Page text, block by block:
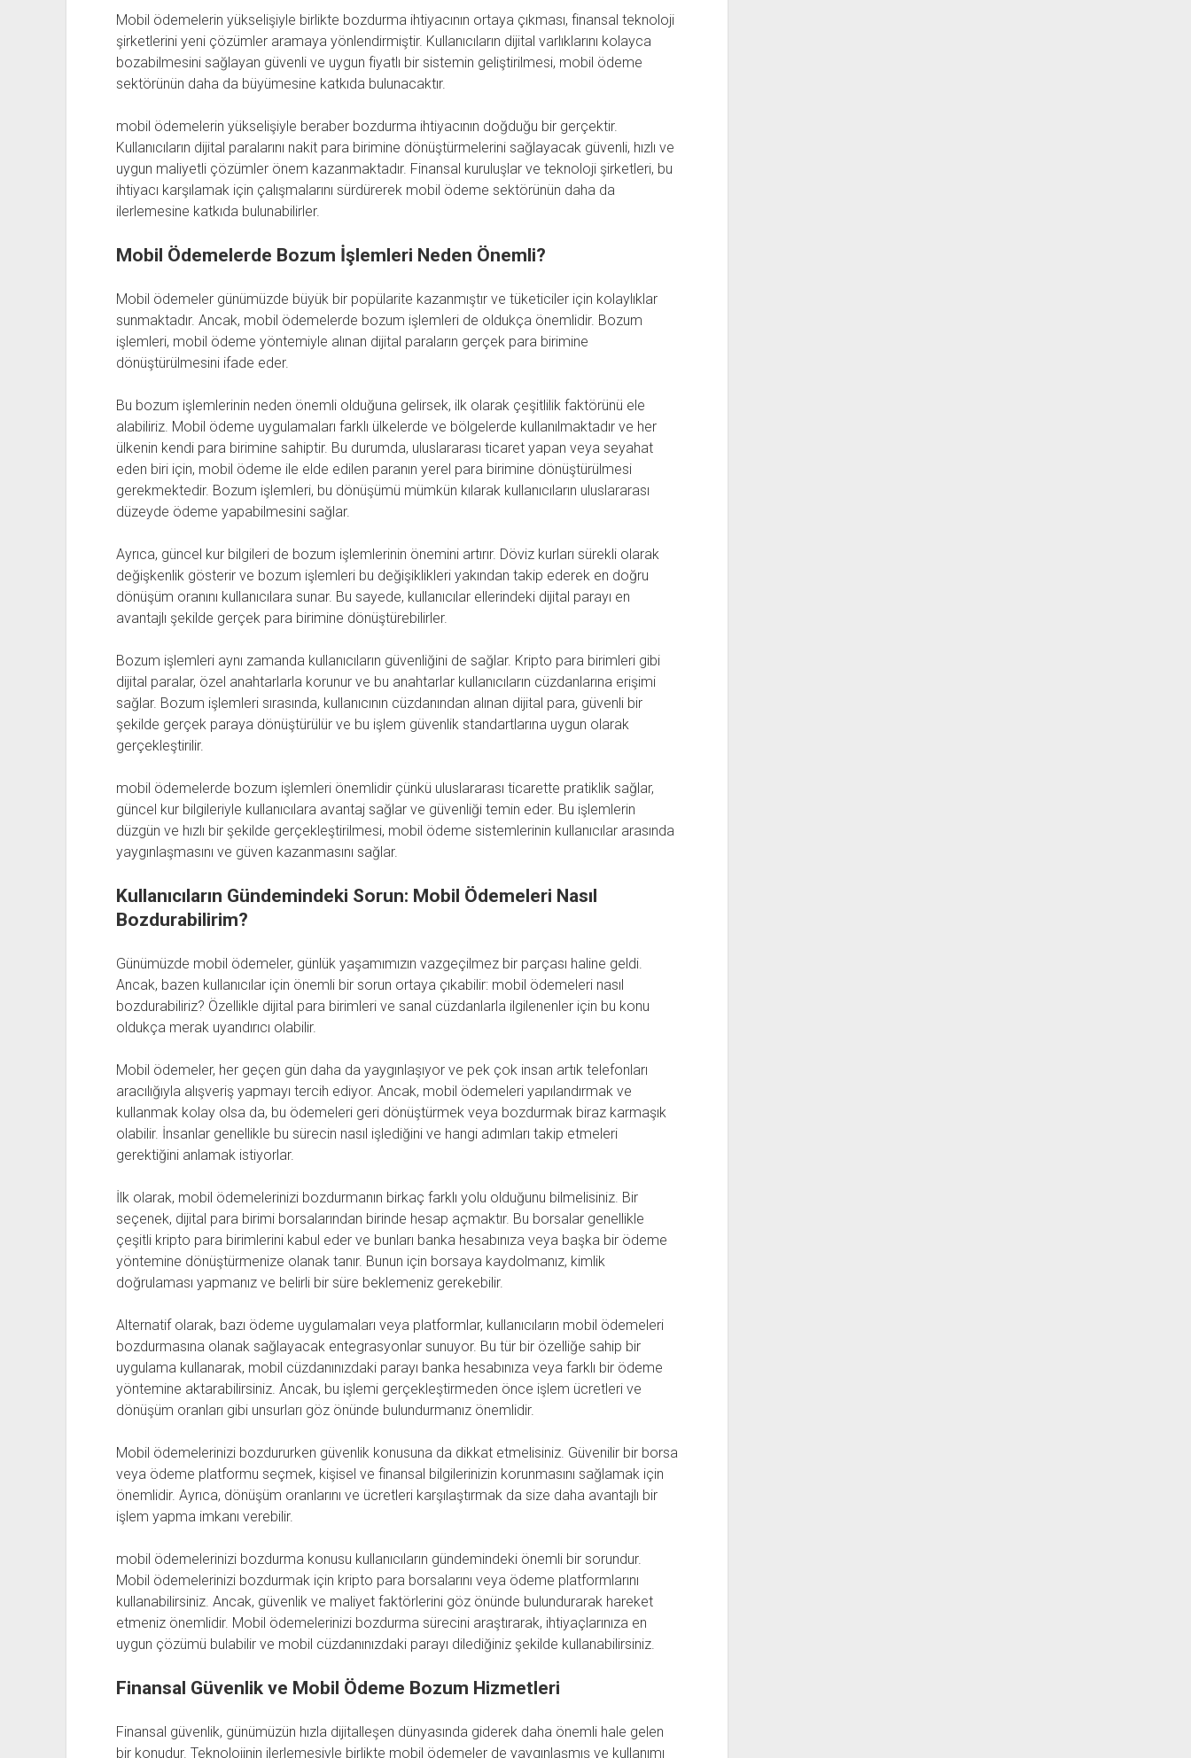
Mobil ödemelerin yükselişiyle birlikte bozdurma ihtiyacının ortaya çıkması, finansal teknoloji
şirketlerini yeni çözümler aramaya yönlendirmiştir. Kullanıcıların dijital varlıklarını kolayca
bozabilmesini sağlayan güvenli ve uygun fiyatlı bir sistemin geliştirilmesi, mobil ödeme
sektörünün daha da büyümesine katkıda bulunacaktır.
mobil ödemelerin yükselişiyle beraber bozdurma ihtiyacının doğduğu bir gerçektir.
Kullanıcıların dijital paralarını nakit para birimine dönüştürmelerini sağlayacak güvenli, hızlı ve
uygun maliyetli çözümler önem kazanmaktadır. Finansal kuruluşlar ve teknoloji şirketleri, bu
ihtiyacı karşılamak için çalışmalarını sürdürerek mobil ödeme sektörünün daha da
ilerlemesine katkıda bulunabilirler.
Mobil Ödemelerde Bozum İşlemleri Neden Önemli?
Mobil ödemeler günümüzde büyük bir popülarite kazanmıştır ve tüketiciler için kolaylıklar
sunmaktadır. Ancak, mobil ödemelerde bozum işlemleri de oldukça önemlidir. Bozum
işlemleri, mobil ödeme yöntemiyle alınan dijital paraların gerçek para birimine
dönüştürülmesini ifade eder.
Bu bozum işlemlerinin neden önemli olduğuna gelirsek, ilk olarak çeşitlilik faktörünü ele
alabiliriz. Mobil ödeme uygulamaları farklı ülkelerde ve bölgelerde kullanılmaktadır ve her
ülkenin kendi para birimine sahiptir. Bu durumda, uluslararası ticaret yapan veya seyahat
eden biri için, mobil ödeme ile elde edilen paranın yerel para birimine dönüştürülmesi
gerekmektedir. Bozum işlemleri, bu dönüşümü mümkün kılarak kullanıcıların uluslararası
düzeyde ödeme yapabilmesini sağlar.
Ayrıca, güncel kur bilgileri de bozum işlemlerinin önemini artırır. Döviz kurları sürekli olarak
değişkenlik gösterir ve bozum işlemleri bu değişiklikleri yakından takip ederek en doğru
dönüşüm oranını kullanıcılara sunar. Bu sayede, kullanıcılar ellerindeki dijital parayı en
avantajlı şekilde gerçek para birimine dönüştürebilirler.
Bozum işlemleri aynı zamanda kullanıcıların güvenliğini de sağlar. Kripto para birimleri gibi
dijital paralar, özel anahtarlarla korunur ve bu anahtarlar kullanıcıların cüzdanlarına erişimi
sağlar. Bozum işlemleri sırasında, kullanıcının cüzdanından alınan dijital para, güvenli bir
şekilde gerçek paraya dönüştürülür ve bu işlem güvenlik standartlarına uygun olarak
gerçekleştirilir.
mobil ödemelerde bozum işlemleri önemlidir çünkü uluslararası ticarette pratiklik sağlar,
güncel kur bilgileriyle kullanıcılara avantaj sağlar ve güvenliği temin eder. Bu işlemlerin
düzgün ve hızlı bir şekilde gerçekleştirilmesi, mobil ödeme sistemlerinin kullanıcılar arasında
yaygınlaşmasını ve güven kazanmasını sağlar.
Kullanıcıların Gündemindeki Sorun: Mobil Ödemeleri Nasıl
Bozdurabilirim?
Günümüzde mobil ödemeler, günlük yaşamımızın vazgeçilmez bir parçası haline geldi.
Ancak, bazen kullanıcılar için önemli bir sorun ortaya çıkabilir: mobil ödemeleri nasıl
bozdurabiliriz? Özellikle dijital para birimleri ve sanal cüzdanlarla ilgilenenler için bu konu
oldukça merak uyandırıcı olabilir.
Mobil ödemeler, her geçen gün daha da yaygınlaşıyor ve pek çok insan artık telefonları
aracılığıyla alışveriş yapmayı tercih ediyor. Ancak, mobil ödemeleri yapılandırmak ve
kullanmak kolay olsa da, bu ödemeleri geri dönüştürmek veya bozdurmak biraz karmaşık
olabilir. İnsanlar genellikle bu sürecin nasıl işlediğini ve hangi adımları takip etmeleri
gerektiğini anlamak istiyorlar.
İlk olarak, mobil ödemelerinizi bozdurmanın birkaç farklı yolu olduğunu bilmelisiniz. Bir
seçenek, dijital para birimi borsalarından birinde hesap açmaktır. Bu borsalar genellikle
çeşitli kripto para birimlerini kabul eder ve bunları banka hesabınıza veya başka bir ödeme
yöntemine dönüştürmenize olanak tanır. Bunun için borsaya kaydolmanız, kimlik
doğrulaması yapmanız ve belirli bir süre beklemeniz gerekebilir.
Alternatif olarak, bazı ödeme uygulamaları veya platformlar, kullanıcıların mobil ödemeleri
bozdurmasına olanak sağlayacak entegrasyonlar sunuyor. Bu tür bir özelliğe sahip bir
uygulama kullanarak, mobil cüzdanınızdaki parayı banka hesabınıza veya farklı bir ödeme
yöntemine aktarabilirsiniz. Ancak, bu işlemi gerçekleştirmeden önce işlem ücretleri ve
dönüşüm oranları gibi unsurları göz önünde bulundurmanız önemlidir.
Mobil ödemelerinizi bozdururken güvenlik konusuna da dikkat etmelisiniz. Güvenilir bir borsa
veya ödeme platformu seçmek, kişisel ve finansal bilgilerinizin korunmasını sağlamak için
önemlidir. Ayrıca, dönüşüm oranlarını ve ücretleri karşılaştırmak da size daha avantajlı bir
işlem yapma imkanı verebilir.
mobil ödemelerinizi bozdurma konusu kullanıcıların gündemindeki önemli bir sorundur.
Mobil ödemelerinizi bozdurmak için kripto para borsalarını veya ödeme platformlarını
kullanabilirsiniz. Ancak, güvenlik ve maliyet faktörlerini göz önünde bulundurarak hareket
etmeniz önemlidir. Mobil ödemelerinizi bozdurma sürecini araştırarak, ihtiyaçlarınıza en
uygun çözümü bulabilir ve mobil cüzdanınızdaki parayı dilediğiniz şekilde kullanabilirsiniz.
Finansal Güvenlik ve Mobil Ödeme Bozum Hizmetleri
Finansal güvenlik, günümüzün hızla dijitalleşen dünyasında giderek daha önemli hale gelen
bir konudur. Teknolojinin ilerlemesiyle birlikte mobil ödemeler de yaygınlaşmış ve kullanımı